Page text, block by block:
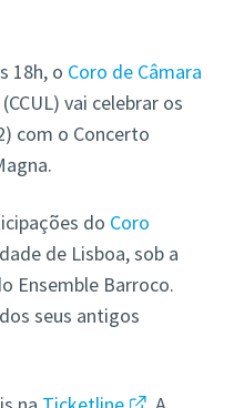
18h, o Coro de Câmara
vai celebrar os
com o Concerto
do Coro
de Lisboa, sob a
Ensemble Barroco.
seus antigos